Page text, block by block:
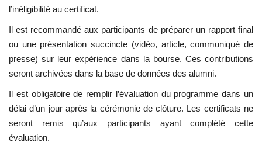
l’inéligibilité au certificat.
Il est recommandé aux participants de préparer un rapport final
ou une présentation succincte (vidéo, article, communiqué de
presse) sur leur expérience dans la bourse. Ces contributions
seront archivées dans la base de données des alumni.
Il est obligatoire de remplir l’évaluation du programme dans un
délai d’un jour après la cérémonie de clôture. Les certificats ne
seront remis qu’aux participants ayant complété cette
évaluation.